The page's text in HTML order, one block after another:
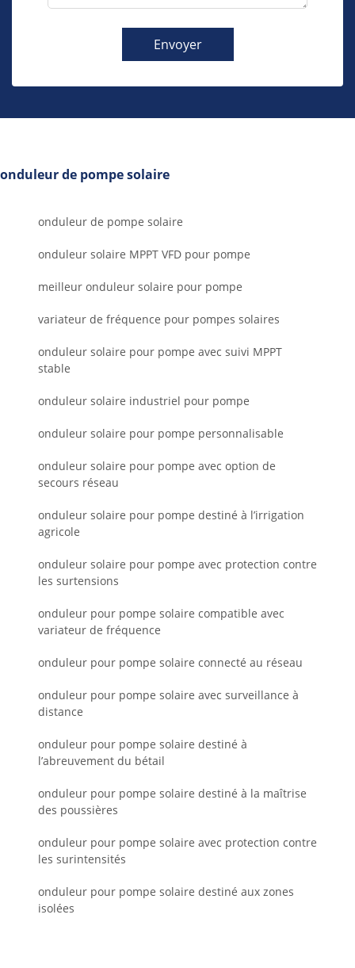
Envoyer
onduleur de pompe solaire
onduleur de pompe solaire
onduleur solaire MPPT VFD pour pompe
meilleur onduleur solaire pour pompe
variateur de fréquence pour pompes solaires
onduleur solaire pour pompe avec suivi MPPT
stable
onduleur solaire industriel pour pompe
onduleur solaire pour pompe personnalisable
onduleur solaire pour pompe avec option de
secours réseau
onduleur solaire pour pompe destiné à l’irrigation
agricole
onduleur solaire pour pompe avec protection contre
les surtensions
onduleur pour pompe solaire compatible avec
variateur de fréquence
onduleur pour pompe solaire connecté au réseau
onduleur pour pompe solaire avec surveillance à
distance
onduleur pour pompe solaire destiné à
l’abreuvement du bétail
onduleur pour pompe solaire destiné à la maîtrise
des poussières
onduleur pour pompe solaire avec protection contre
les surintensités
onduleur pour pompe solaire destiné aux zones
isolées